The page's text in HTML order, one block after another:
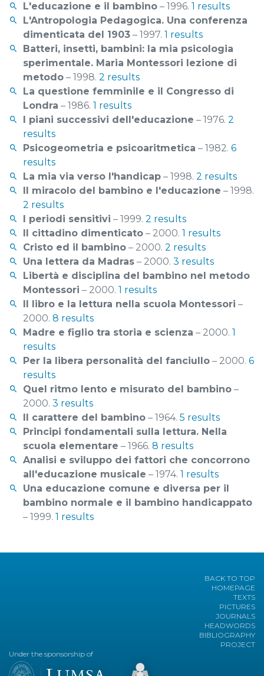
L'educazione e il bambino – 1996. 1 results
L'Antropologia Pedagogica. Una conferenza
dimenticata del 1903 – 1997. 1 results
Batteri, insetti, bambini: la mia psicologia
sperimentale. Maria Montessori lezione di
metodo – 1998. 2 results
La questione femminile e il Congresso di
Londra – 1986. 1 results
I piani successivi dell'educazione – 1976. 2
results
Psicogeometria e psicoaritmetica – 1982. 6
results
La mia via verso l'handicap – 1998. 2 results
Il miracolo del bambino e l'educazione – 1998.
2 results
I periodi sensitivi – 1999. 2 results
Il cittadino dimenticato – 2000. 1 results
Cristo ed il bambino – 2000. 2 results
Una lettera da Madras – 2000. 3 results
Libertà e disciplina del bambino nel metodo
Montessori – 2000. 1 results
Il libro e la lettura nella scuola Montessori –
2000. 8 results
Madre e figlio tra storia e scienza – 2000. 1
results
Per la libera personalità del fanciullo – 2000. 6
results
Quel ritmo lento e misurato del bambino –
2000. 3 results
Il carattere del bambino – 1964. 5 results
Principi fondamentali sulla lettura. Nella
scuola elementare – 1966. 8 results
Analisi e sviluppo dei fattori che concorrono
all'educazione musicale – 1974. 1 results
Una educazione comune e diversa per il
bambino normale e il bambino handicappato
– 1999. 1 results
Under the sponsorship of
BACK TO TOP
HOMEPAGE
TEXTS
PICTURES
JOURNALS
HEADWORDS
BIBLIOGRAPHY
PROJECT